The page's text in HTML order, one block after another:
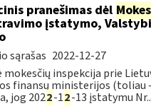
pranešimas dėl
įstatymo,
sąrašas 2022-12-27
mokesčių inspekcija prie
finansų ministerijos (toliau
jog 2022-12-13 įstatymu